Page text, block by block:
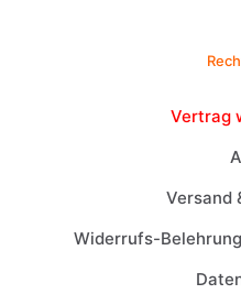
Vertrag
Versand
Widerrufs-